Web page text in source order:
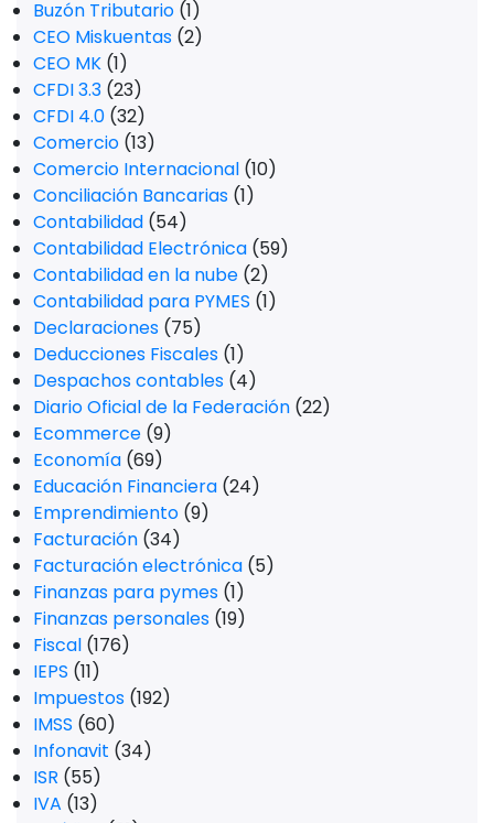
Buzón Tributario (1)
CEO Miskuentas (2)
CEO MK (1)
CFDI 3.3 (23)
CFDI 4.0 (32)
Comercio (13)
Comercio Internacional (10)
Conciliación Bancarias (1)
Contabilidad (54)
Contabilidad Electrónica (59)
Contabilidad en la nube (2)
Contabilidad para PYMES (1)
Declaraciones (75)
Deducciones Fiscales (1)
Despachos contables (4)
Diario Oficial de la Federación (22)
Ecommerce (9)
Economía (69)
Educación Financiera (24)
Emprendimiento (9)
Facturación (34)
Facturación electrónica (5)
Finanzas para pymes (1)
Finanzas personales (19)
Fiscal (176)
IEPS (11)
Impuestos (192)
IMSS (60)
Infonavit (34)
ISR (55)
IVA (13)